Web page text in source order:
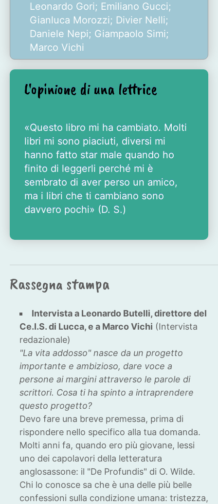
Leonardo Gori; Emiliano Gucci;
Gianluca Morozzi; Divier Nelli;
Daniele Nepi; Giampaolo Simi;
Marco Vichi
L'opinione di una lettrice
«Questo libro mi ha cambiato. Molti
libri mi sono piaciuti, diversi mi
hanno fatto star male quando ho
finito di leggerli perché mi è
sembrato di aver perso un amico,
ma i libri che ti cambiano sono
davvero pochi» (D. S.)
Rassegna stampa
Intervista a Leonardo Butelli, direttore del
Ce.I.S. di Lucca, e a Marco Vichi (Intervista
redazionale)
"La vita addosso" nasce da un progetto
importante e ambizioso, dare voce a
persone ai margini attraverso le parole di
scrittori. Cosa ti ha spinto a intraprendere
questo progetto?
Devo fare una breve premessa, prima di
rispondere nello specifico alla tua domanda.
Molti anni fa, quando ero più giovane, lessi
uno dei capolavori della letteratura
anglosassone: il "De Profundis" di O. Wilde.
Chi lo conosce sa che è una delle più belle
confessioni sulla condizione umana: tristezza,